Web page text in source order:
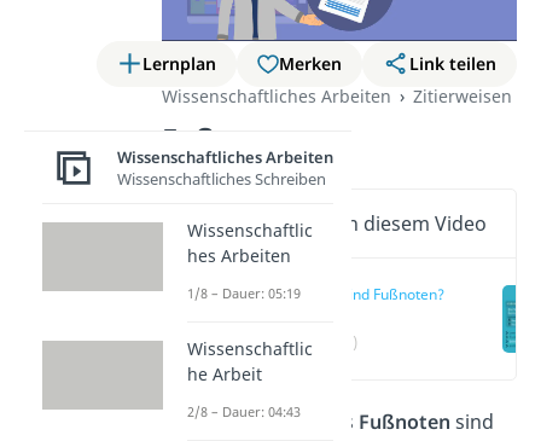
Lernplan Merken
Link teilen
Wissenschaftliches Arbeiten
Zitierweisen
Fußnoten
Wichtige Inhalte in diesem Video
Was sind Fußnoten?
(00:13)
Du willst wissen, was Fußnoten sind
Wissenschaftliches Arbeiten
Wissenschaftliches Schreiben
Wissenschaftlic
hes Arbeiten
1/8 – Dauer: 05:19
Wissenschaftlic
he Arbeit
2/8 – Dauer: 04:43